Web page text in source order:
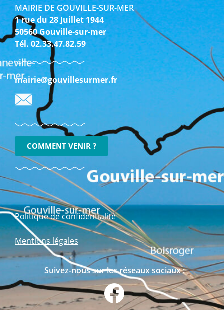
MAIRIE DE GOUVILLE-SUR-MER
1 rue du 28 Juillet 1944
50560 Gouville-sur-mer
Tél. 02.33.47.82.59
mairie@gouvillesurmer.fr
COMMENT VENIR ?
Politique de confidentialité
Mentions légales
Suivez-nous sur les réseaux sociaux :